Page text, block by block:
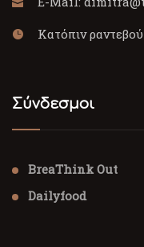
Κατόπιν ραντεβού
Σύνδεσμοι
BreaThink Out
Dailyfood